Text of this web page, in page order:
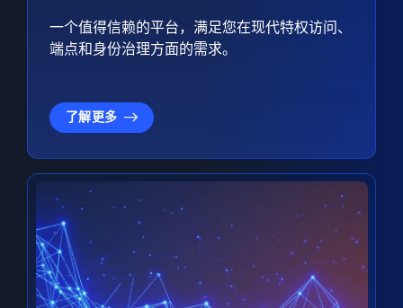
一个值得信赖的平台，满足您在现代特权访问、
端点和身份治理方面的需求。
了解更多